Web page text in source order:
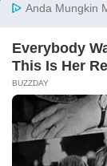
Email
Tentang Katadata